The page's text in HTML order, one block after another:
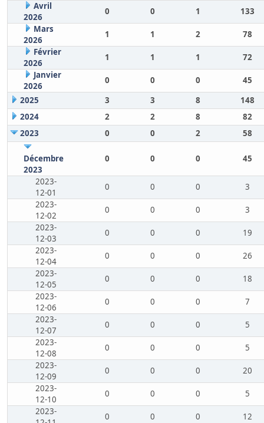
Avril
2026
0 0 1
133
Mars
2026
1 1 2
78
Février
2026
1 1 1
72
Janvier
2026
0 0 0
45
2025
3 3 8
148
2024
2 2 8
82
2023
0 0 2 58
Décembre
2023
0 0 0 45
2023-
12-01
0 0 0
3
2023-
12-02
0 0 0
3
2023-
12-03
0 0 0
19
2023-
12-04
0 0 0
26
2023-
12-05
0 0 0
18
2023-
12-06
0 0 0
7
2023-
12-07
0 0 0
5
2023-
12-08
0 0 0
5
2023-
12-09
0 0 0
20
2023-
12-10
0 0 0
5
2023-
0 0 0 12